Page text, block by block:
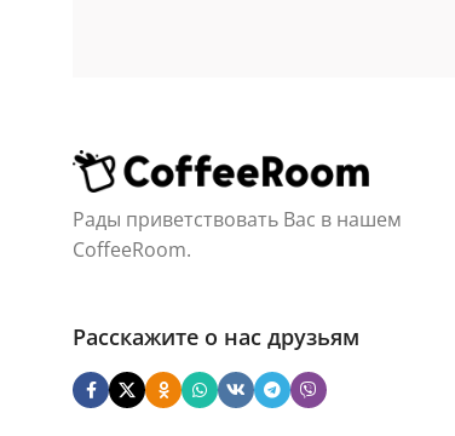
Рады приветствовать Вас в нашем
CoffeeRoom.
Расскажите о нас друзьям